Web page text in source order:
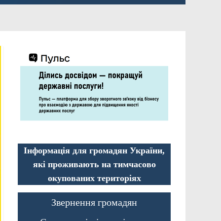
Інформація для громадян України,
які проживають на тимчасово
окупованих територіях
Звернення громадян